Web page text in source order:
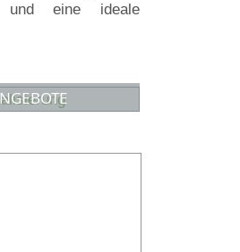
und eine ideale